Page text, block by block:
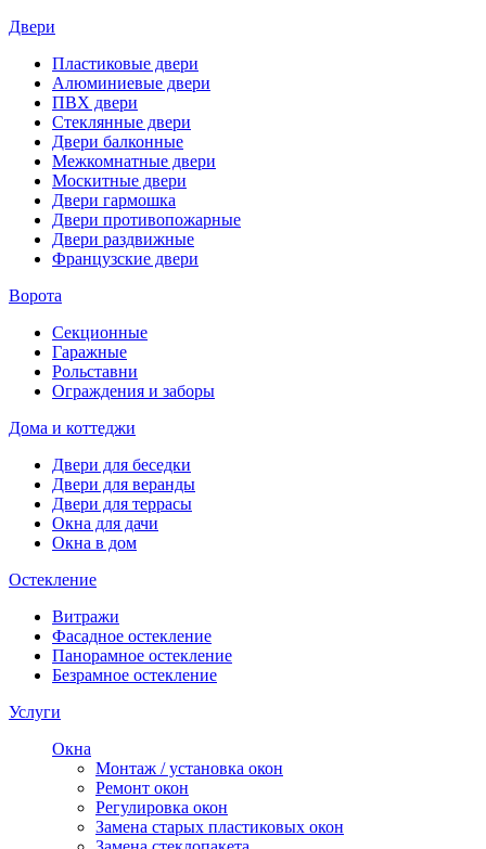
Двери
Пластиковые двери
Алюминиевые двери
ПВХ двери
Стеклянные двери
Двери балконные
Межкомнатные двери
Москитные двери
Двери гармошка
Двери противопожарные
Двери раздвижные
Французские двери
Ворота
Секционные
Гаражные
Рольставни
Ограждения и заборы
Дома и коттеджи
Двери для беседки
Двери для веранды
Двери для террасы
Окна для дачи
Окна в дом
Остекление
Витражи
Фасадное остекление
Панорамное остекление
Безрамное остекление
Услуги
Окна
Монтаж / установка окон
Ремонт окон
Регулировка окон
Замена старых пластиковых окон